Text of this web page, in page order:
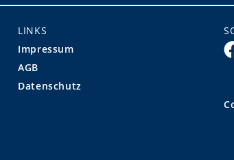
LINKS
Impressum
AGB
Datenschutz